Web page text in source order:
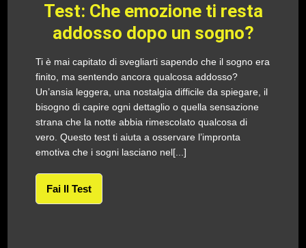
Test: Che emozione ti resta
addosso dopo un sogno?
Ti è mai capitato di svegliarti sapendo che il sogno era
finito, ma sentendo ancora qualcosa addosso?
Un’ansia leggera, una nostalgia difficile da spiegare, il
bisogno di capire ogni dettaglio o quella sensazione
strana che la notte abbia rimescolato qualcosa di
vero. Questo test ti aiuta a osservare l’impronta
emotiva che i sogni lasciano nel[...]
Fai Il Test